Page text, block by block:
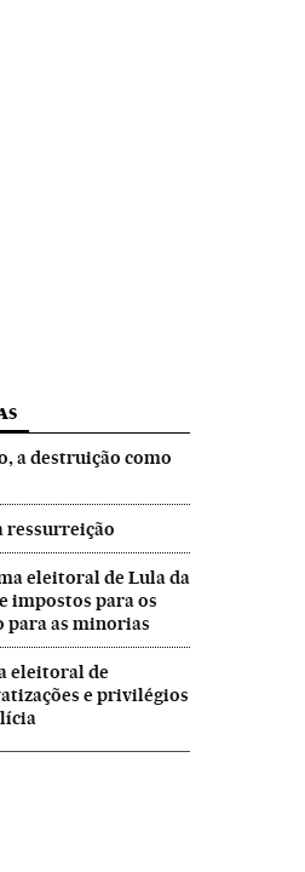
a destruição como
ressurreição
eleitoral de Lula da
impostos para os
para as minorias
eleitoral de
e privilégios